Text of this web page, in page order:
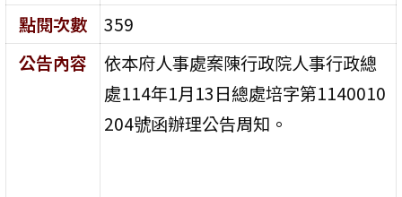
點閱次數
359
公告內容
依本府人事處案陳行政院人事行政總
處114年1月13日總處培字第1140010
204號函辦理公告周知。